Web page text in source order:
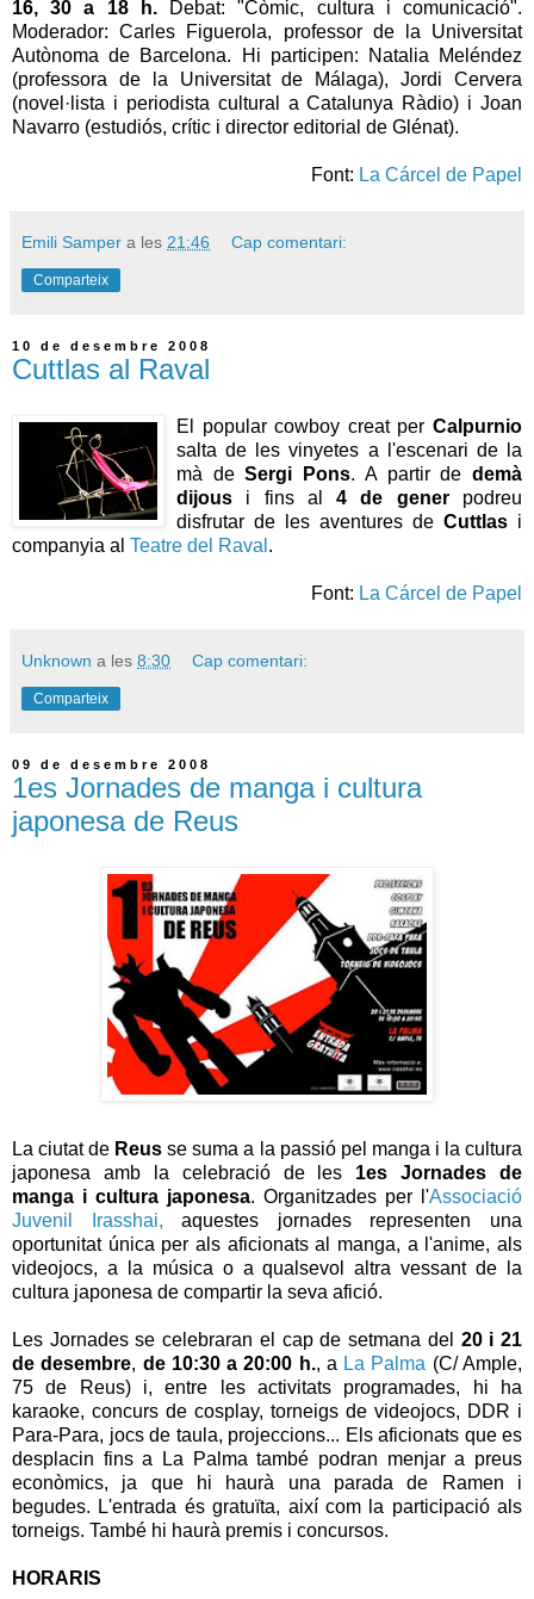
16, 30 a 18 h.Debat: "Còmic, cultura i comunicació".
Moderador: Carles Figuerola, professor de la Universitat
Autònoma de Barcelona. Hi participen: Natalia Meléndez
(professora de la Universitat de Málaga), Jordi Cervera
(novel·lista i periodista cultural a Catalunya Ràdio) i Joan
Navarro (estudiós, crític i director editorial de Glénat).
Font: La Cárcel de Papel
Emili Samper a les 21:46 Cap comentari:
Comparteix
10 de desembre 2008
Cuttlas al Raval
El popular cowboy creat per Calpurnio
salta de les vinyetes a l'escenari de la
mà deSergi Pons. A partir dedemà
dijous i fins al4 de generpodreu
disfrutar de les aventures de Cuttlas i
companyia al Teatre del Raval .
Font: La Cárcel de Papel
Unknown a les 8:30 Cap comentari:
Comparteix
09 de desembre 2008
1es Jornades de manga i cultura
japonesa de Reus
La ciutat de Reusse suma a la passió pel manga i la cultura
japonesa amb la celebració de les 1es Jornades de
manga i cultura japonesa. Organitzades per l'Associació
Juvenil Irasshai, aquestes jornades representen una
oportunitat única per als aficionats al manga, a l'anime, als
videojocs, a la música o a qualsevol altra vessant de la
cultura japonesa de compartir la seva afició.
Les Jornades se celebraran el cap de setmana del 20 i 21
de desembre, de 10:30 a 20:00 h., a La Palma (C/ Ample,
75 de Reus)
i, entre les activitats programades, hi ha
karaoke, concurs de cosplay, torneigs de videojocs, DDR i
Para-Para, jocs de taula, projeccions... Els aficionats que es
desplacin fins a La Palma també podran menjar a preus
econòmics, ja que hi haurà una parada de Ramen i
begudes. L'entrada és gratuïta, així com la participació als
torneigs. També hi haurà premis i concursos.
HORARIS